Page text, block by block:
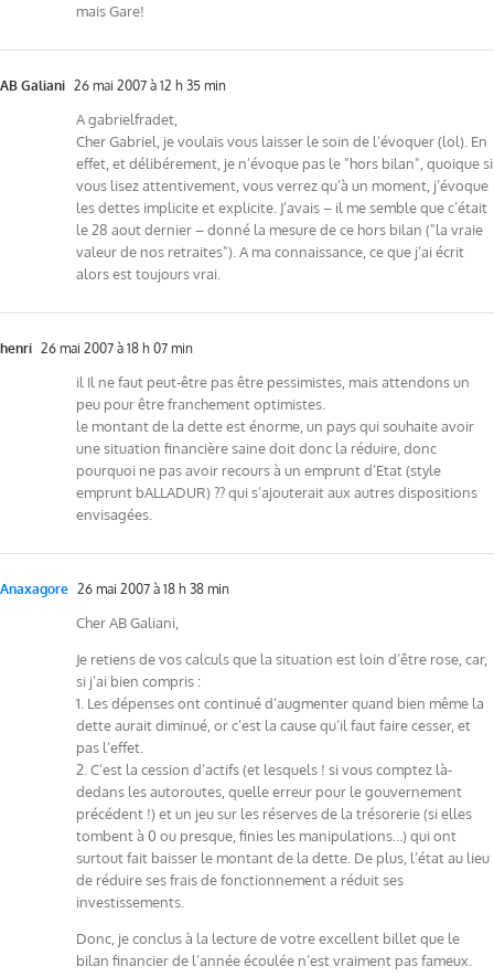
mais Gare!
AB Galiani 26 mai 2007 à 12 h 35 min
A gabrielfradet,
Cher Gabriel, je voulais vous laisser le soin de l’évoquer (lol). En
effet, et délibérement, je n’évoque pas le "hors bilan", quoique si
vous lisez attentivement, vous verrez qu’à un moment, j’évoque
les dettes implicite et explicite. J’avais – il me semble que c’était
le 28 aout dernier – donné la mesure de ce hors bilan ("la vraie
valeur de nos retraites"). A ma connaissance, ce que j’ai écrit
alors est toujours vrai.
henri 26 mai 2007 à 18 h 07 min
il Il ne faut peut-être pas être pessimistes, mais attendons un
peu pour être franchement optimistes.
le montant de la dette est énorme, un pays qui souhaite avoir
une situation financière saine doit donc la réduire, donc
pourquoi ne pas avoir recours à un emprunt d’Etat (style
emprunt bALLADUR) ?? qui s’ajouterait aux autres dispositions
envisagées.
Anaxagore 26 mai 2007 à 18 h 38 min
Cher AB Galiani,
Je retiens de vos calculs que la situation est loin d’être rose, car,
si j’ai bien compris :
1. Les dépenses ont continué d’augmenter quand bien même la
dette aurait diminué, or c’est la cause qu’il faut faire cesser, et
pas l’effet.
2. C’est la cession d’actifs (et lesquels ! si vous comptez là-
dedans les autoroutes, quelle erreur pour le gouvernement
précédent !) et un jeu sur les réserves de la trésorerie (si elles
tombent à 0 ou presque, finies les manipulations…) qui ont
surtout fait baisser le montant de la dette. De plus, l’état au lieu
de réduire ses frais de fonctionnement a réduit ses
investissements.
Donc, je conclus à la lecture de votre excellent billet que le
bilan financier de l’année écoulée n’est vraiment pas fameux.